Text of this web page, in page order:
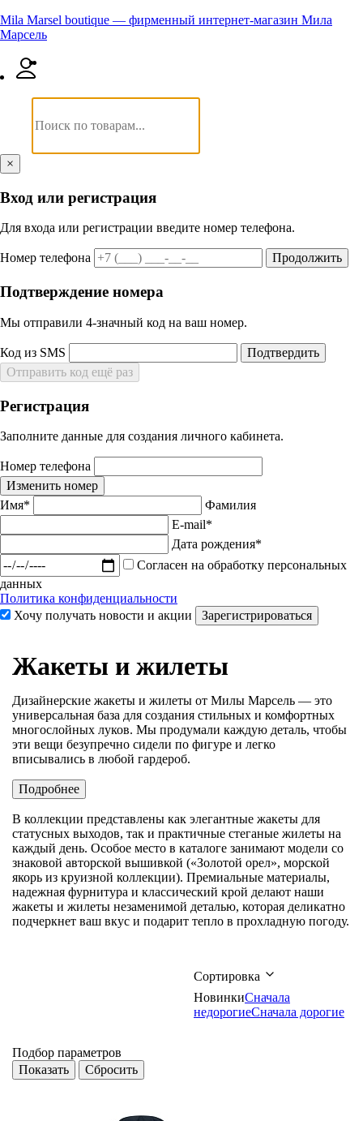
Mila Marsel boutique — фирменный интернет-магазин Мила
Марсель
×
Вход или регистрация
Для входа или регистрации введите номер телефона.
Номер телефона Продолжить
Подтверждение номера
Мы отправили 4‑значный код на ваш номер.
Код из SMS
Подтвердить
Отправить код ещё раз
Регистрация
Заполните данные для создания личного кабинета.
Номер телефона
Изменить номер
Имя*
Фамилия
E-mail*
Дата рождения*
Согласен на обработку персональных
данных
Политика конфиденциальности
Хочу получать новости и акции
Зарегистрироваться
Жакеты и жилеты
Дизайнерские жакеты и жилеты от Милы Марсель — это
универсальная база для создания стильных и комфортных
многослойных луков. Мы продумали каждую деталь, чтобы
эти вещи безупречно сидели по фигуре и легко
вписывались в любой гардероб.
Подробнее
В коллекции представлены как элегантные жакеты для
статусных выходов, так и практичные стеганые жилеты на
каждый день. Особое место в каталоге занимают модели со
знаковой авторской вышивкой («Золотой орел», морской
якорь из круизной коллекции). Премиальные материалы,
надежная фурнитура и классический крой делают наши
жакеты и жилеты незаменимой деталью, которая деликатно
подчеркнет ваш вкус и подарит тепло в прохладную погоду.
Сортировка
НовинкиСначала
недорогиеСначала дорогие
Подбор параметров